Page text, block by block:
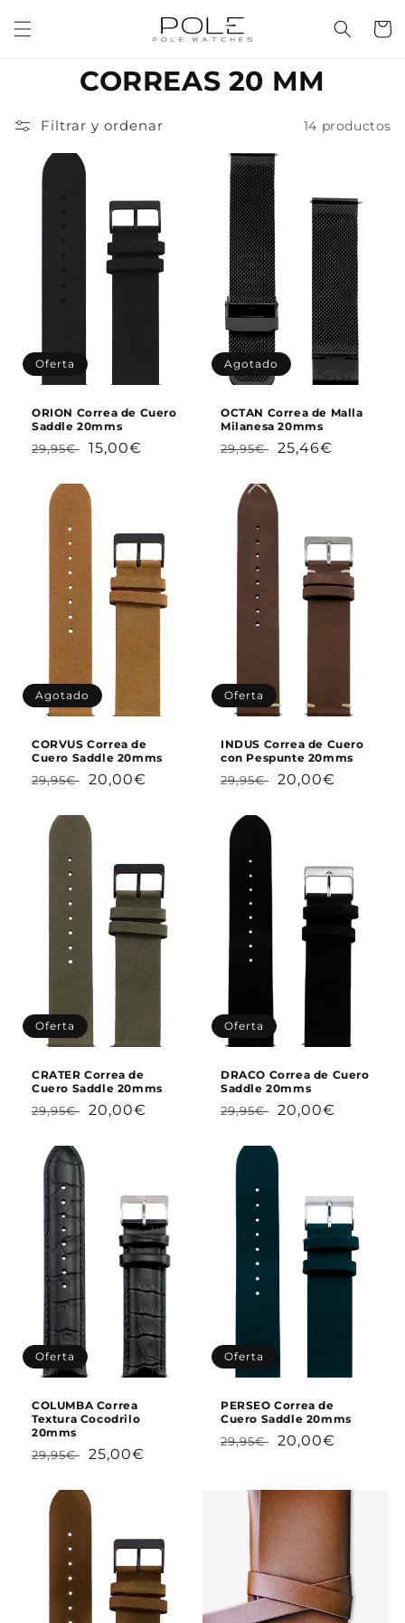
directamente
al contenido
Carrito
C
o
l
n
CORREAS 20 MM
Filtrar y ordenar 14 productos
Oferta
ORION Correa de Cuero
Saddle 20mms
Precio
29,95€
Precio
oferta
15,00€
Agotado
OCTAN Correa de Malla
Milanesa 20mms
Precio
29,95€
Precio
25,46€
Agotado
CORVUS Correa de
Cuero Saddle 20mms
Precio
29,95€
Precio
oferta
20,00€
Oferta
INDUS Correa de Cuero
con Pespunte 20mms
Precio
29,95€
Precio
20,00€
Oferta
CRATER Correa de
Cuero Saddle 20mms
Precio
29,95€
Precio
20,00€
Oferta
DRACO Correa de Cuero
Saddle 20mms
Precio
29,95€
Precio
oferta
20,00€
Oferta
COLUMBA Correa
Textura Cocodrilo
20mms
Precio
29,95€
Precio
oferta
25,00€
Oferta
PERSEO Correa de
Cuero Saddle 20mms
Precio
29,95€
Precio
20,00€